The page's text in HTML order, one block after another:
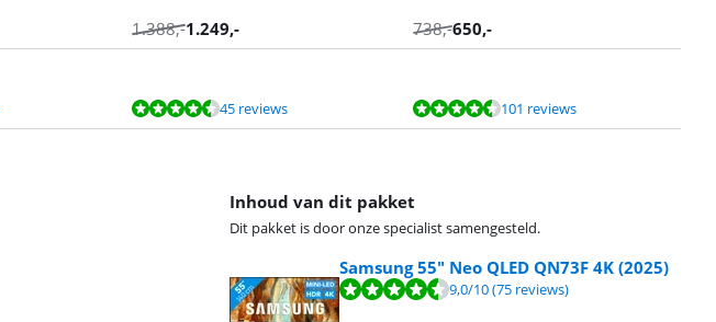
1.388,-1.249,- 738,-650,-
45 reviews 101 reviews
Inhoud van dit pakket
Dit pakket is door onze specialist samengesteld.
Samsung 55" Neo QLED QN73F 4K (2025)
9,0/10(75 reviews)